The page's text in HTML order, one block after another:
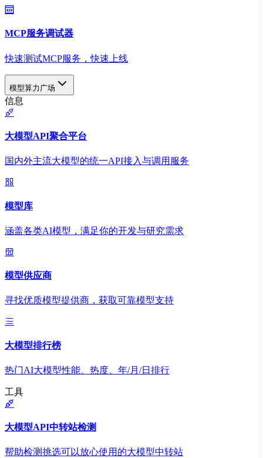
MCP服务调试器
快速测试MCP服务，快速上线
模型算力广场
信息
大模型API聚合平台
国内外主流大模型的统一API接入与调用服务
模型库
涵盖各类AI模型，满足你的开发与研究需求
模型供应商
寻找优质模型提供商，获取可靠模型支持
大模型排行榜
热门AI大模型性能、热度、年/月/日排行
工具
大模型API中转站检测
帮助检测挑选可以放心使用的大模型中转站